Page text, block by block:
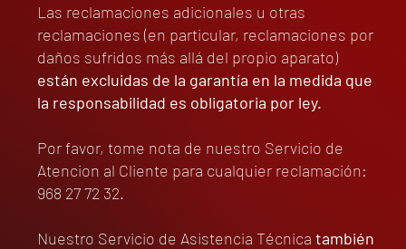
Las reclamaciones adicionales u otras
reclamaciones (en particular, reclamaciones por
daños sufridos más allá del propio aparato)
están excluidas de la garantía en la medida que
la responsabilidad es obligatoria por ley.
Por favor, tome nota de nuestro Servicio de
Atencion al Cliente para cualquier reclamación:
968 27 72 32.
Nuestro Servicio de Asistencia Técnica también